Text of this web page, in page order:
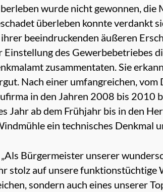
wurde nicht gewonnen,
überleben konnte
beeindruckenden äußeren
Einstellung des Gewerbebetriebes
zusammentaten. Sie
Nach einer umfangreichen,
in den Jahren 2008 bis 2010
Jahr ab dem Frühjahr bis in den
ein technisches Denkmal
Bürgermeister unserer
stolz auf unsere
sondern auch eines unserer